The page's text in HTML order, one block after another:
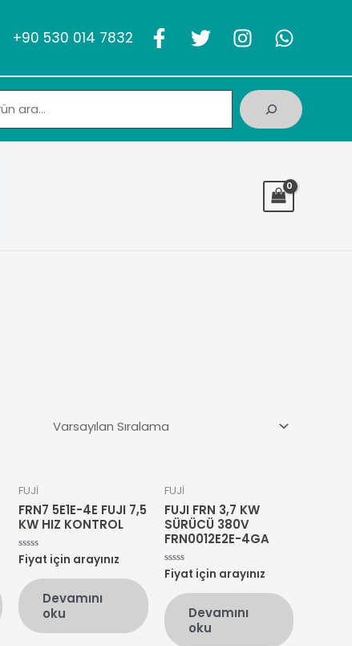
+90 530 014 7832
FUJİ
FRN7 5E1E-4E FUJI 7,5
KW HIZ KONTROL
5
üzerinden
oy
aldı
Fiyat için arayınız
Devamını
oku
FUJİ
FUJI FRN 3,7 KW
SÜRÜCÜ 380V
FRN0012E2E-4GA
5
üzerinden
oy
aldı
Fiyat için arayınız
Devamını
oku